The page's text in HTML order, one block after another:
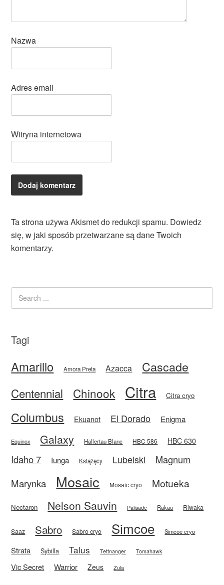
Nazwa
Adres email
Witryna internetowa
Ta strona używa Akismet do redukcji spamu. Dowiedz
się, w jaki sposób przetwarzane są dane Twoich
komentarzy.
Tagi
Amarillo Amora Preta Azacca Cascade
Centennial Chinook Citra Citra cryo
Columbus Ekuanot El Dorado Enigma
Equinox Galaxy Hallertau Blanc HBC 586 HBC 630
Idaho 7 Iunga Książęcy Lubelski
Magnum
Marynka
Mosaic Mosaic cryo Motueka
Nectaron Nelson Sauvin Palisade Rakau Riwaka
Saaz Sabro Sabro cryo Simcoe Simcoe cryo
Strata Sybilla Talus Tettnanger Tomahawk
Vic Secret Warrior Zeus Zula